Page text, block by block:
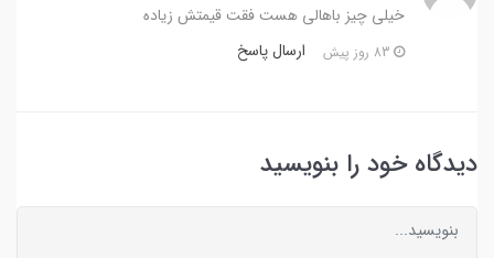
خیلی چیز باهالی هست فقت قیمتش زیاده
ارسال پاسخ
دیدگاه خود را بنویسید